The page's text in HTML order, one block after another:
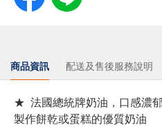
商品資訊 配送及售後服務說明
★ 法國總統牌奶油，口感濃
製作餅乾或蛋糕的優質奶油